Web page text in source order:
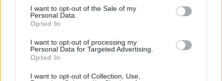
I want to opt-out of the Sale of my
Personal Data.
Opted In
I want to opt-out of processing my
Personal Data for Targeted Advertising.
Opted In
I want to opt-out of Collection, Use,
Meyer, Lotka, Reyna, Haller, Wolf, Sule.
Tomori, Thiaw, Theo Hernandez; Musah,
Reijnders, Pobega (57′ Adli); Pulisic (68′
Chukwueze) , Giroud (68′ Okafor) , Leao. All.